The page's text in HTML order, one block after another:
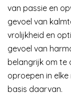
van passie en
gevoel van
vrolijkheid en
gevoel van
belangrijk om te
oproepen in
basis daarvan.